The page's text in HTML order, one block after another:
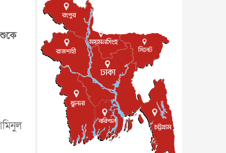
পাকিস্তান-তুরস্কের সঙ্গে প্রতিরক্ষা
চুক্তি সৌদি আরবকে কতটা ন...
আন্তর্জাতিক ৮ আগস্ট, ২০২৬
যুক্তরাজ্যে গ্রুমিং কেলেঙ্কারি :
পাকিস্তানির অপরাধে অস্বস্তি...
আন্তর্জাতিক
বিরোধ কাটিয়ে কূটনৈতিক সম্পর্ক
পুনঃস্থাপন করছে মেক্সিকো ও
পের...আন্তর্জাতিক ৮ আগস্ট, ২০২৬
এবার ওটিটিতে মুক্তি পেল ‘মালিক’
বিনোদন ৮ আগস্ট, ২০২৬